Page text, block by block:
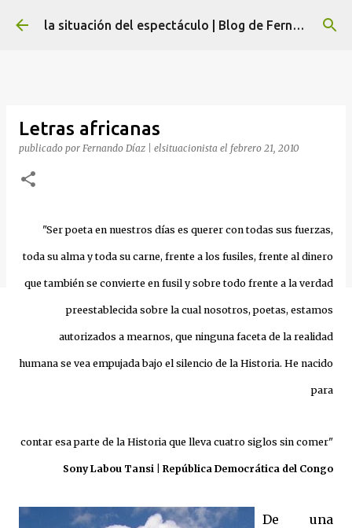
Ir al contenido principal la situación del espectáculo | Blog de Fernando Díaz
Letras africanas
publicado por Fernando Díaz | elsituacionista el febrero 21, 2010
"Ser poeta en nuestros días es querer con todas sus fuerzas,
toda su alma y toda su carne, frente a los fusiles, frente al dinero
que también se convierte en fusil y sobre todo frente a la verdad
preestablecida sobre la cual nosotros, poetas, estamos
autorizados a mearnos, que ninguna faceta de la realidad
humana se vea empujada bajo el silencio de la Historia. He nacido
para
contar esa parte de la Historia que lleva cuatro siglos sin comer"
Sony Labou Tansi | República Democrática del Congo
De una